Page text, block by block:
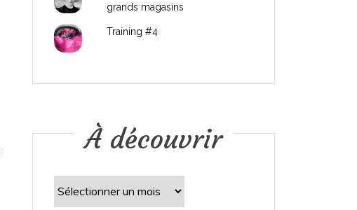
grands magasins
Training #4
À découvrir
découvrir